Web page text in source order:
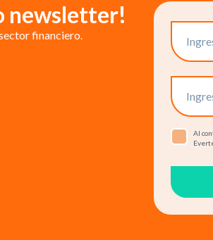
newsletter!
financiero.
Al